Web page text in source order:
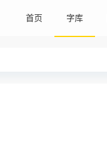
首页 字库